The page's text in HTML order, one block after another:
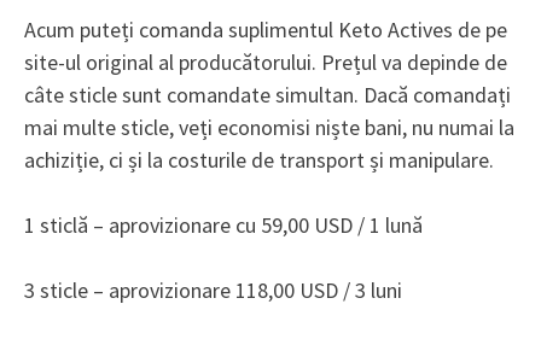
Acum puteți comanda suplimentul Keto Actives de pe
site-ul original al producătorului. Prețul va depinde de
câte sticle sunt comandate simultan. Dacă comandați
mai multe sticle, veți economisi niște bani, nu numai la
achiziție, ci și la costurile de transport și manipulare.
1 sticlă – aprovizionare cu 59,00 USD / 1 lună
3 sticle – aprovizionare 118,00 USD / 3 luni